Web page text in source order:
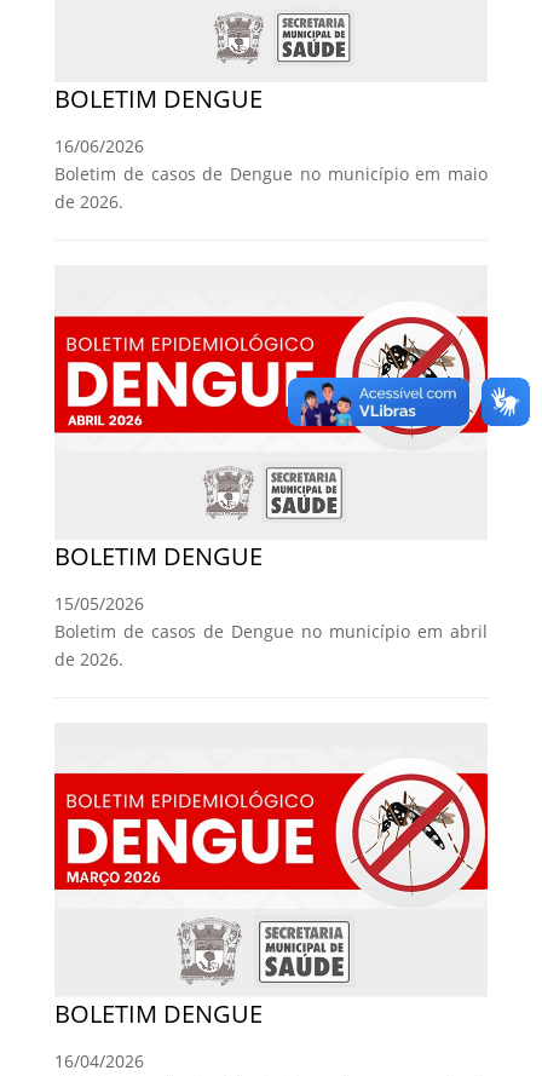
BOLETIM DENGUE
16/06/2026
Boletim de casos de Dengue no município em maio
de 2026.
BOLETIM DENGUE
15/05/2026
Boletim de casos de Dengue no município em abril
de 2026.
BOLETIM DENGUE
16/04/2026